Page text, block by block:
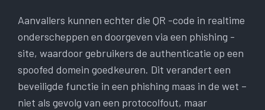
Aanvallers kunnen echter die QR -code in realtime
onderscheppen en doorgeven via een phishing -
site, waardoor gebruikers de authenticatie op een
spoofed domein goedkeuren. Dit verandert een
beveiligde functie in een phishing maas in de wet –
niet als gevolg van een protocolfout, maar